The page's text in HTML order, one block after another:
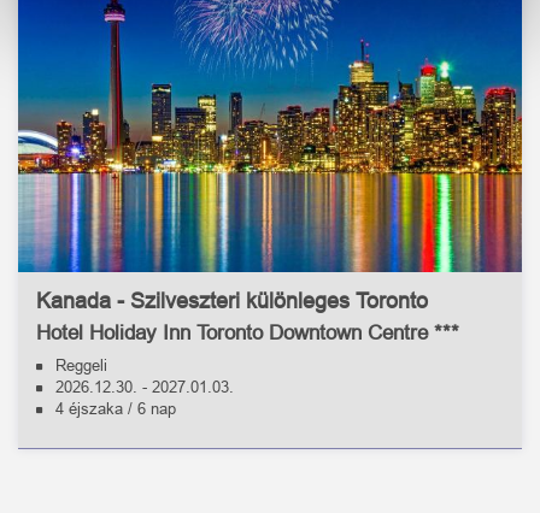
Kanada - Szilveszteri különleges Toronto
Hotel Holiday Inn Toronto Downtown Centre ***
Reggeli
2026.12.30. - 2027.01.03.
4 éjszaka / 6 nap